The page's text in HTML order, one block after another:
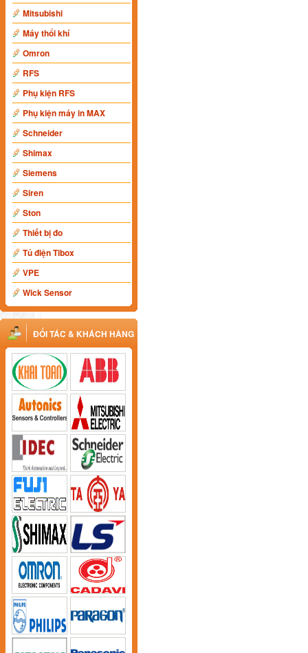
Mitsubishi
Máy thổi khí
Omron
RFS
Phụ kiện RFS
Phụ kiện máy in MAX
Schneider
Shimax
Siemens
Siren
Ston
Thiết bị đo
Tủ điện Tibox
VPE
Wick Sensor
ĐỐI TÁC & KHÁCH HÀNG